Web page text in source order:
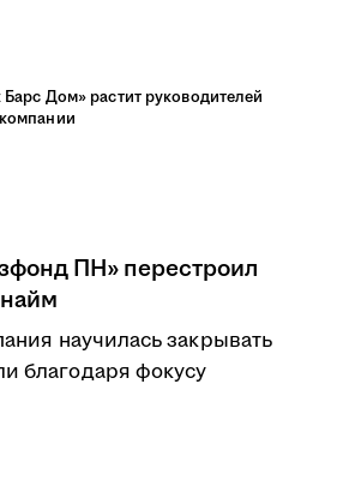
Барс Дом» растит руководителей
ПН» перестроил
научилась закрывать
благодаря фокусу